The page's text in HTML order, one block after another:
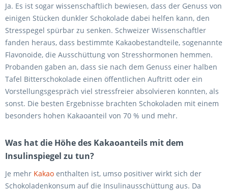
Ja. Es ist sogar wissenschaftlich bewiesen, dass der Genuss von
einigen Stücken dunkler Schokolade dabei helfen kann, den
Stresspegel spürbar zu senken. Schweizer Wissenschaftler
fanden heraus, dass bestimmte Kakaobestandteile, sogenannte
Flavonoide, die Ausschüttung von Stresshormonen hemmen.
Probanden gaben an, dass sie nach dem Genuss einer halben
Tafel Bitterschokolade einen öffentlichen Auftritt oder ein
Vorstellungsgespräch viel stressfreier absolvieren konnten, als
sonst. Die besten Ergebnisse brachten Schokoladen mit einem
besonders hohen Kakaoanteil von 70 % und mehr.
Was hat die Höhe des Kakaoanteils mit dem
Insulinspiegel zu tun?
Je mehr Kakao enthalten ist, umso positiver wirkt sich der
Schokoladenkonsum auf die Insulinausschüttung aus. Da